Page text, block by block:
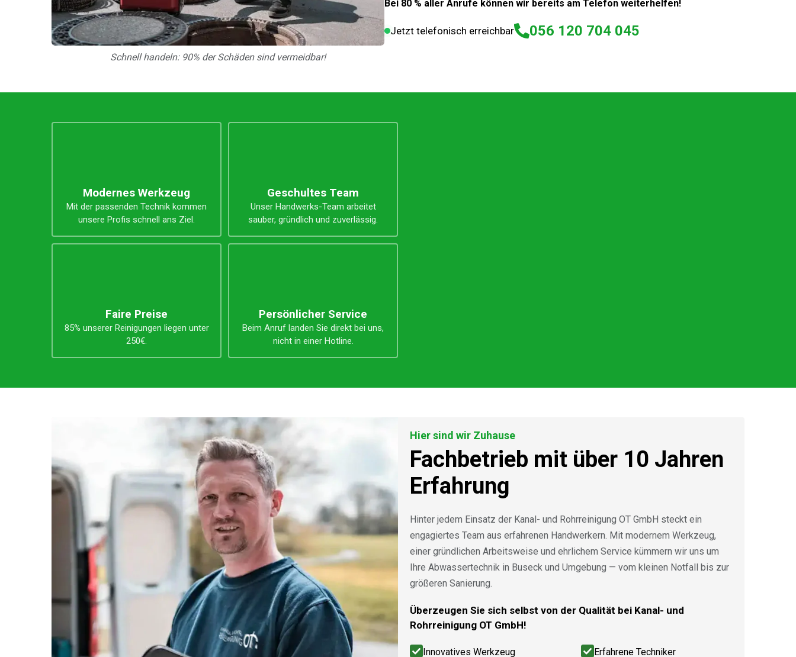
Schnell handeln: 90% der Schäden sind vermeidbar!
Bei 80 % aller Anrufe können wir bereits am Telefon weiterhelfen!
Jetzt telefonisch erreichbar 056 120 704 045
Unsere Vorteile
Modernes Werkzeug
Mit der passenden Technik kommen
unsere Profis schnell ans Ziel.
Geschultes Team
Unser Handwerks-Team arbeitet
sauber, gründlich und zuverlässig.
Faire Preise
85% unserer Reinigungen liegen unter
250€.
Persönlicher Service
Beim Anruf landen Sie direkt bei uns,
nicht in einer Hotline.
Hier sind wir Zuhause
Fachbetrieb mit über 10 Jahren
Erfahrung
Hinter jedem Einsatz der Kanal- und Rohrreinigung OT GmbH steckt ein
engagiertes Team aus erfahrenen Handwerkern. Mit modernem Werkzeug,
einer gründlichen Arbeitsweise und ehrlichem Service kümmern wir uns um
Ihre Abwassertechnik in Buseck und Umgebung — vom kleinen Notfall bis zur
größeren Sanierung.
Überzeugen Sie sich selbst von der Qualität bei Kanal- und
Rohrreinigung OT GmbH!
Innovatives Werkzeug Erfahrene Techniker